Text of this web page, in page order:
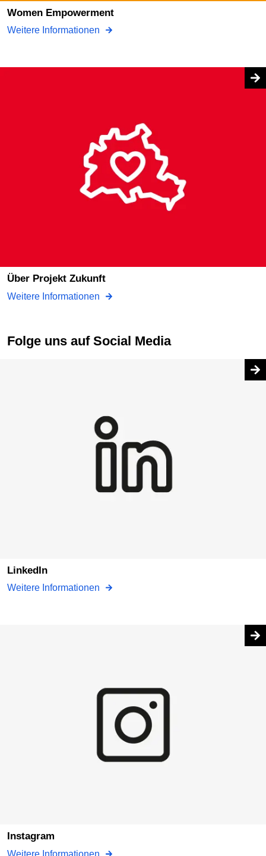
Women Empowerment
Weitere Informationen
Über Projekt Zukunft
Weitere Informationen
Folge uns auf Social Media
LinkedIn
Weitere Informationen
Instagram